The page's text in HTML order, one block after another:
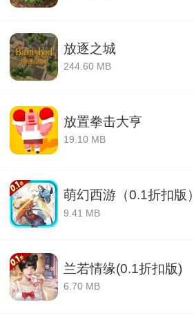
放逐之城
244.60 MB
放置拳击大亨
19.10 MB
萌幻西游（0.1折扣版）
9.41 MB
兰若情缘(0.1折扣版)
6.70 MB